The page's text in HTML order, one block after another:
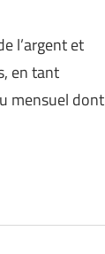
l’argent et
en tant
mensuel dont